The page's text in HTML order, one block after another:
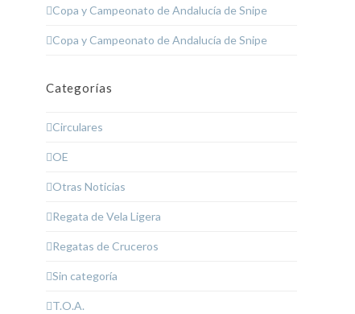
Copa y Campeonato de Andalucía de Snipe
Copa y Campeonato de Andalucía de Snipe
Categorías
Circulares
OE
Otras Noticias
Regata de Vela Ligera
Regatas de Cruceros
Sin categoría
T.O.A.